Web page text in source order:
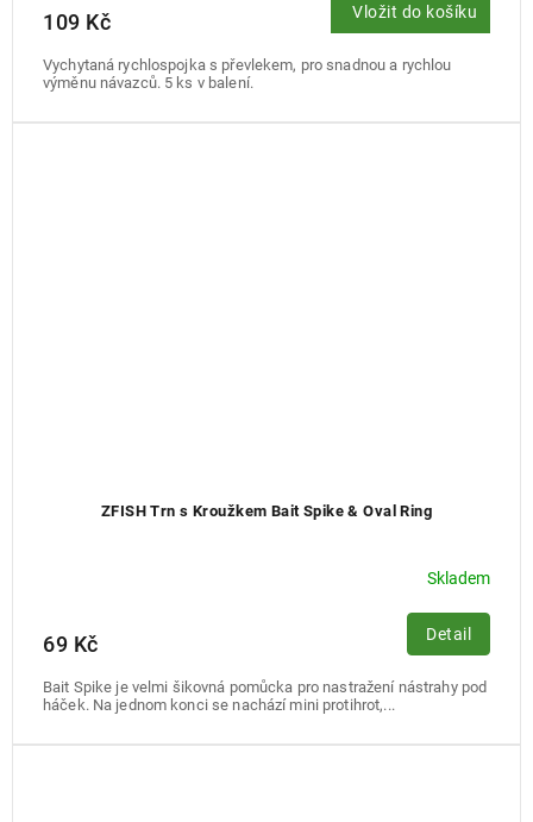
109 Kč Vložit do košíku
Vychytaná rychlospojka s převlekem, pro snadnou a rychlou
výměnu návazců. 5 ks v balení.
ZFISH Trn s Kroužkem Bait Spike & Oval Ring
Skladem
69 Kč Detail
Bait Spike je velmi šikovná pomůcka pro nastražení nástrahy pod
háček. Na jednom konci se nachází mini protihrot,...